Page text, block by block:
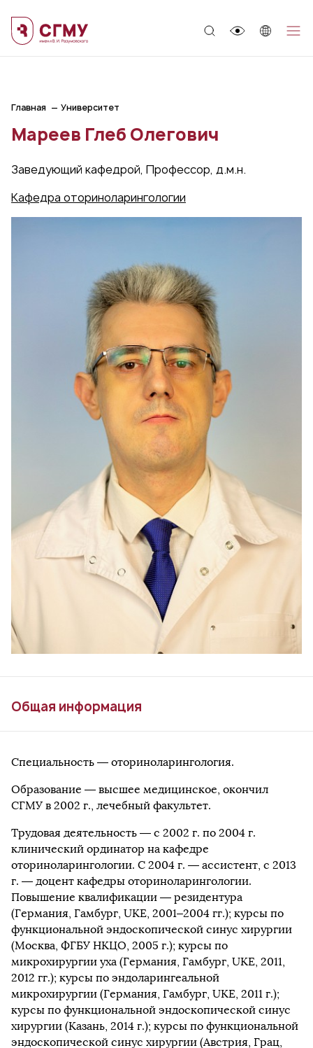
Главная Университет
Мареев Глеб Олегович
Заведующий кафедрой, Профессор, д.м.н.
Кафедра оториноларингологии
Общая информация
Специальность — оториноларингология.
Образование — высшее медицинское, окончил
СГМУ в 2002 г., лечебный факультет.
Трудовая деятельность — с 2002 г. по 2004 г.
клинический ординатор на кафедре
оториноларингологии. С 2004 г. — ассистент, с 2013
г. — доцент кафедры оториноларингологии.
Повышение квалификации — резидентура
(Германия, Гамбург, UKE, 2001–2004 гг.); курсы по
функциональной эндоскопической синус хирургии
(Москва, ФГБУ НКЦО, 2005 г.); курсы по
микрохирургии уха (Германия, Гамбург, UKE, 2011,
2012 гг.); курсы по эндоларингеальной
микрохирургии (Германия, Гамбург, UKE, 2011 г.);
курсы по функциональной эндоскопической синус
хирургии (Казань, 2014 г.); курсы по функциональной
эндоскопической синус хирургии (Австрия, Грац,